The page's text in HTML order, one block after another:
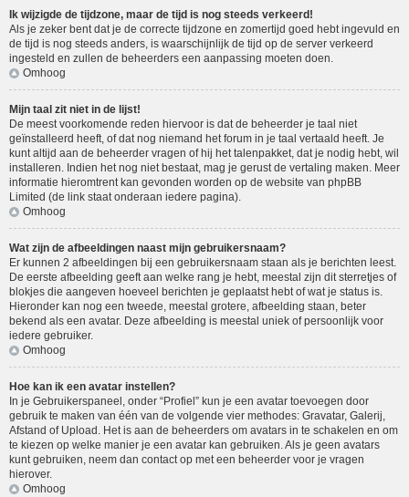
Ik wijzigde de tijdzone, maar de tijd is nog steeds verkeerd!
Als je zeker bent dat je de correcte tijdzone en zomertijd goed hebt ingevuld en
de tijd is nog steeds anders, is waarschijnlijk de tijd op de server verkeerd
ingesteld en zullen de beheerders een aanpassing moeten doen.
Omhoog
Mijn taal zit niet in de lijst!
De meest voorkomende reden hiervoor is dat de beheerder je taal niet
geïnstalleerd heeft, of dat nog niemand het forum in je taal vertaald heeft. Je
kunt altijd aan de beheerder vragen of hij het talenpakket, dat je nodig hebt, wil
installeren. Indien het nog niet bestaat, mag je gerust de vertaling maken. Meer
informatie hieromtrent kan gevonden worden op de website van phpBB
Limited (de link staat onderaan iedere pagina).
Omhoog
Wat zijn de afbeeldingen naast mijn gebruikersnaam?
Er kunnen 2 afbeeldingen bij een gebruikersnaam staan als je berichten leest.
De eerste afbeelding geeft aan welke rang je hebt, meestal zijn dit sterretjes of
blokjes die aangeven hoeveel berichten je geplaatst hebt of wat je status is.
Hieronder kan nog een tweede, meestal grotere, afbeelding staan, beter
bekend als een avatar. Deze afbeelding is meestal uniek of persoonlijk voor
iedere gebruiker.
Omhoog
Hoe kan ik een avatar instellen?
In je Gebruikerspaneel, onder “Profiel” kun je een avatar toevoegen door
gebruik te maken van één van de volgende vier methodes: Gravatar, Galerij,
Afstand of Upload. Het is aan de beheerders om avatars in te schakelen en om
te kiezen op welke manier je een avatar kan gebruiken. Als je geen avatars
kunt gebruiken, neem dan contact op met een beheerder voor je vragen
hierover.
Omhoog